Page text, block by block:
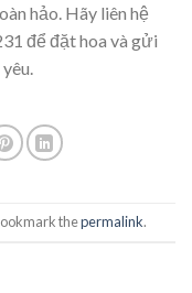
hảo. Hãy liên hệ
để đặt hoa và gửi
thepermalink.